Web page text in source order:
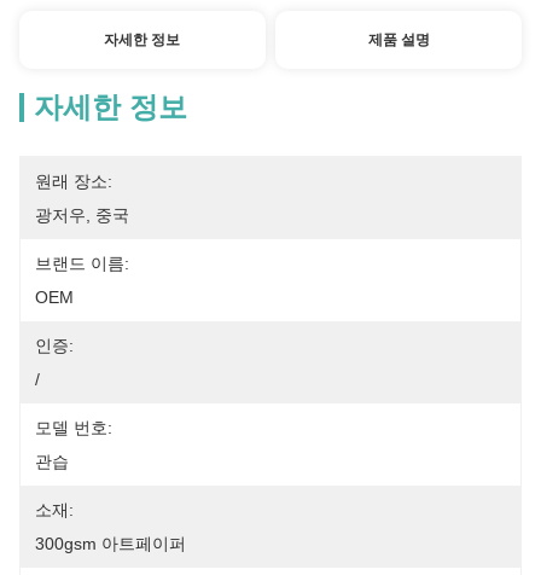
자세한 정보 제품 설명
자세한 정보
원래 장소:
광저우, 중국
브랜드 이름:
OEM
인증:
/
모델 번호:
관습
소재:
300gsm 아트페이퍼